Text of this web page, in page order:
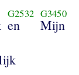
G2532
en
G3450
Mijn